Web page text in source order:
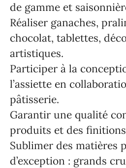
de gamme et
Réaliser ganaches,
chocolat, tablettes,
artistiques.
Participer à la
l’assiette en
pâtisserie.
Garantir une qualité
produits et des
Sublimer des matières
d’exception : grands